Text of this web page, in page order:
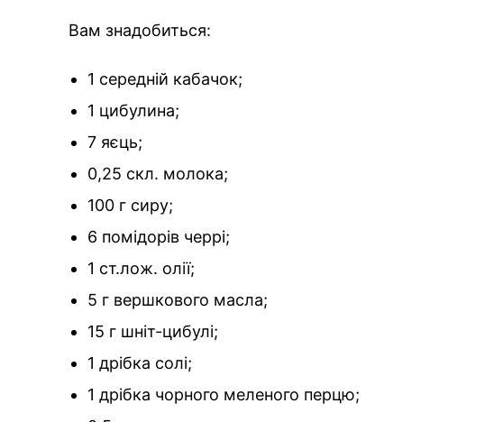
Вам знадобиться:
1 середній кабачок;
1 цибулина;
7 яєць;
0,25 скл. молока;
100 г сиру;
6 помідорів черрі;
1 ст.лож. олії;
5 г вершкового масла;
15 г шніт-цибулі;
1 дрібка солі;
1 дрібка чорного меленого перцю;